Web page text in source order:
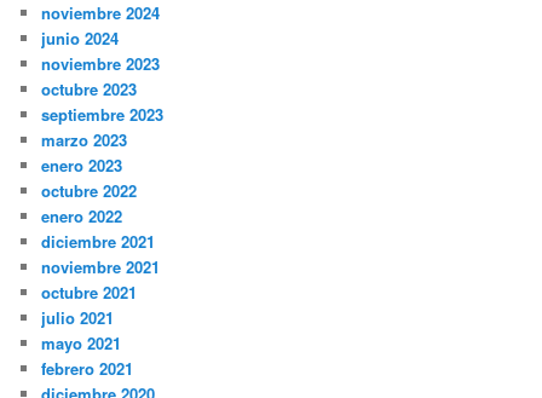
noviembre 2024
junio 2024
noviembre 2023
octubre 2023
septiembre 2023
marzo 2023
enero 2023
octubre 2022
enero 2022
diciembre 2021
noviembre 2021
octubre 2021
julio 2021
mayo 2021
febrero 2021